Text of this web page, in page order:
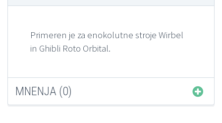
Primeren je za enokolutne stroje Wirbel
in Ghibli Roto Orbital.
MNENJA (0)